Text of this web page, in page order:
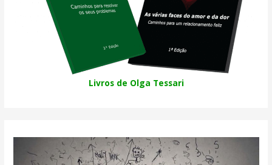
Livros de Olga Tessari